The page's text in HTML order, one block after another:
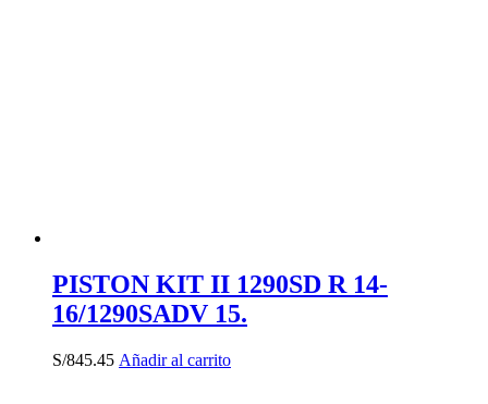
PISTON KIT II 1290SD R 14-
16/1290SADV 15.
S/845.45 Añadir al carrito